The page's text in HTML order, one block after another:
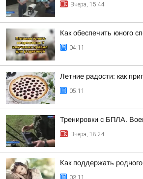
Вчера, 15:44
Как обеспечить юного
04:11
Летние радости: как
05:11
Тренировки с БПЛА.
Вчера, 18:24
Как поддержать
03:11